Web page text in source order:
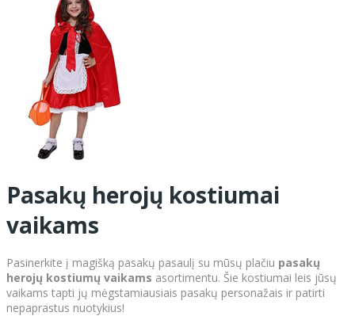
Pasakų herojų kostiumai
vaikams
Pasinerkite į magišką pasakų pasaulį su mūsų plačiu pasakų
herojų kostiumų vaikams asortimentu. Šie kostiumai leis jūsų
vaikams tapti jų mėgstamiausiais pasakų personažais ir patirti
nepaprastus nuotykius!